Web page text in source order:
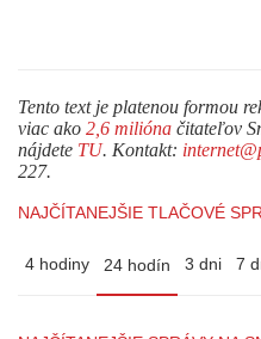
Tento text je platenou formou
viac ako 2,6 milióna čitateľov
nájdete TU. Kontakt:
227.
NAJČÍTANEJŠIE TLAČOVÉ
4 hodiny 24 hodín 3 dni 7